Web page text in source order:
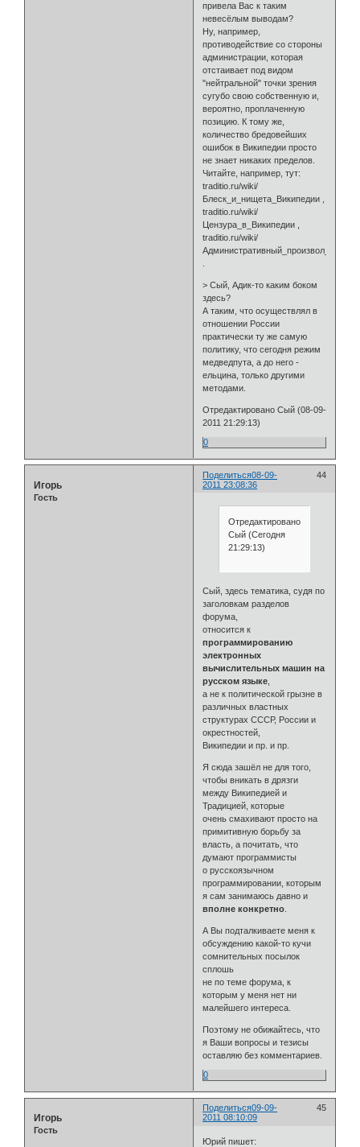
привела Вас к таким
невесёлым выводам?
Ну, например,
противодействие со стороны
администрации, которая
отстаивает под видом
"нейтральной" точки зрения
сугубо свою собственную и,
вероятно, проплаченную
позицию. К тому же,
количество бредовейших
ошибок в Википедии просто
не знает никаких пределов.
Читайте, например, тут:
traditio.ru/wiki/
Блеск_и_нищета_Википедии ,
traditio.ru/wiki/
Цензура_в_Википедии ,
traditio.ru/wiki/
> Сый, Адик-то каким боком
здесь?
А таким, что осуществлял в
отношении России
практически ту же самую
политику, что сегодня режим
медведпута, а до него -
ельцина, только другими
методами.
Отредактировано Сый (08-09-
2011 21:29:13)
0
Поделиться 44
08-09-
2011 23:08:36
Игорь
Гость
Отредактировано
Сый (Сегодня
21:29:13)
Сый, здесь тематика, судя по
заголовкам разделов
форума,
относится к
программированию
электронных
вычислительных машин на
русском языке
а не к политической грызне в
различных властных
структурах СССР, России и
окрестностей,
Википедии и пр. и пр.
Я сюда зашёл не для того,
чтобы вникать в дрязги
между Википедией и
Традицией, которые
очень смахивают просто на
примитивную борьбу за
власть, а почитать, что
думают программисты
о русскоязычном
программировании, которым
я сам занимаюсь давно и
вполне конкретно
А Вы подталкиваете меня к
обсуждению какой-то кучи
сомнительных посылок
сплошь
не по теме форума, к
которым у меня нет ни
малейшего интереса.
Поэтому не обижайтесь, что
я Ваши вопросы и тезисы
оставляю без комментариев.
0
Поделиться 45
09-09-
2011 08:10:09
Игорь
Гость
Юрий пишет: